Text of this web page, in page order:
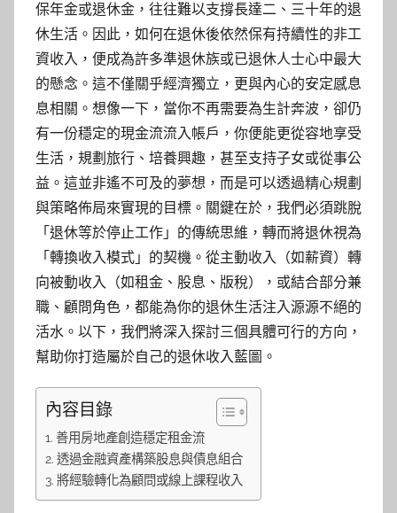
保年金或退休金，往往難以支撐長達二、三十年的退
休生活。因此，如何在退休後依然保有持續性的非工
資收入，便成為許多準退休族或已退休人士心中最大
的懸念。這不僅關乎經濟獨立，更與內心的安定感息
息相關。想像一下，當你不再需要為生計奔波，卻仍
有一份穩定的現金流流入帳戶，你便能更從容地享受
生活，規劃旅行、培養興趣，甚至支持子女或從事公
益。這並非遙不可及的夢想，而是可以透過精心規劃
與策略佈局來實現的目標。關鍵在於，我們必須跳脫
「退休等於停止工作」的傳統思維，轉而將退休視為
「轉換收入模式」的契機。從主動收入（如薪資）轉
向被動收入（如租金、股息、版稅），或結合部分兼
職、顧問角色，都能為你的退休生活注入源源不絕的
活水。以下，我們將深入探討三個具體可行的方向，
幫助你打造屬於自己的退休收入藍圖。
內容目錄
善用房地產創造穩定租金流
透過金融資產構築股息與債息組合
將經驗轉化為顧問或線上課程收入